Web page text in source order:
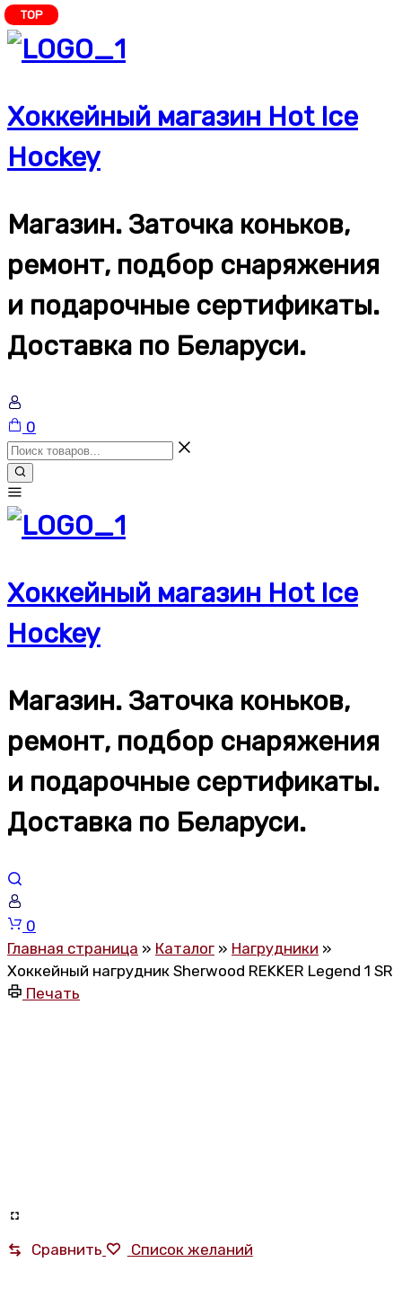
Перейти
к
содержимому
Хоккейный магазин Hot Ice
Hockey
Магазин. Заточка коньков,
ремонт, подбор снаряжения
и подарочные сертификаты.
Доставка по Беларуси.
Корзина
0
Хоккейный магазин Hot Ice
Hockey
Магазин. Заточка коньков,
ремонт, подбор снаряжения
и подарочные сертификаты.
Доставка по Беларуси.
Корзина
0
Главная страница » Каталог » Нагрудники »
Хоккейный нагрудник Sherwood REKKER Legend 1 SR
Печать
Сравнить Список желаний
TOP